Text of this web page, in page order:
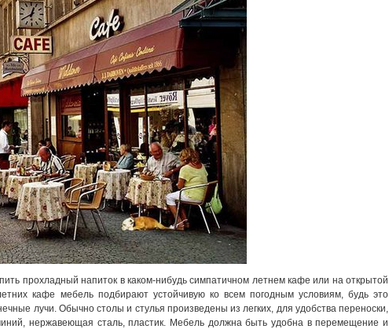
прохладный напиток в каком-нибудь симпатичном летнем кафе или на открытой
кафе мебель подбирают устойчивую ко всем погодным условиям, будь это
лучи. Обычно столы и стулья произведены из легких, для удобства переноски,
нержавеющая сталь, пластик. Мебель должна быть удобна в перемещение и